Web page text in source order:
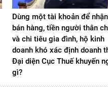
Dùng một tài khoản để
bán hàng, tiền người thân
và chi tiêu gia đình, hộ kinh
doanh khó xác định doanh
Đại diện Cục Thuế khuyến
gì?